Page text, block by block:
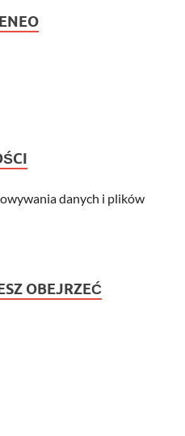
danych i plików
OBEJRZEĆ